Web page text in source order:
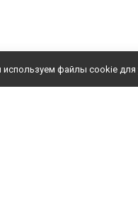
файлы cookie для